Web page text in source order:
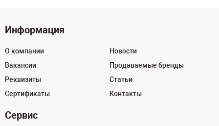
Информация
О компании
Вакансии
Реквизиты
Сертификаты
Новости
Продаваемые бренды
Статьи
Контакты
Сервис